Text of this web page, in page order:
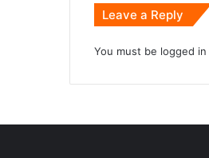
Leave a Reply
You must be logged in